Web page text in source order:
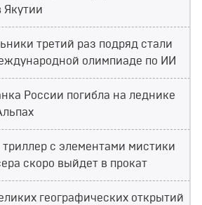
Якутии
третий раз подряд стали
олимпиаде по ИИ
России погибла на леднике
триллер с элементами мистики
скоро выйдет в прокат
географических открытий